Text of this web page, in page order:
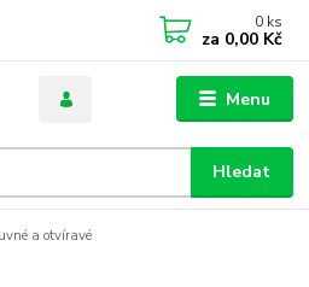
Menu
Hledat
0 ks
za 0,00 Kč
a otvíravé